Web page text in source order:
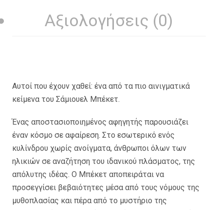
Αξιολογήσεις (0)
Αυτοί που έχουν χαθεί: ένα από τα πιο αινιγματικά
κείμενα του Σάμιουελ Μπέκετ.
Ένας αποστασιοποιημένος αφηγητής παρουσιάζει
έναν κόσμο σε αφαίρεση. Στο εσωτερικό ενός
κυλίνδρου χωρίς ανοίγματα, άνθρωποι όλων των
ηλικιών σε αναζήτηση του ιδανικού πλάσματος, της
απόλυτης ιδέας. Ο Μπέκετ αποπειράται να
προσεγγίσει βεβαιότητες μέσα από τους νόμους της
μυθοπλασίας και πέρα από το μυστήριο της